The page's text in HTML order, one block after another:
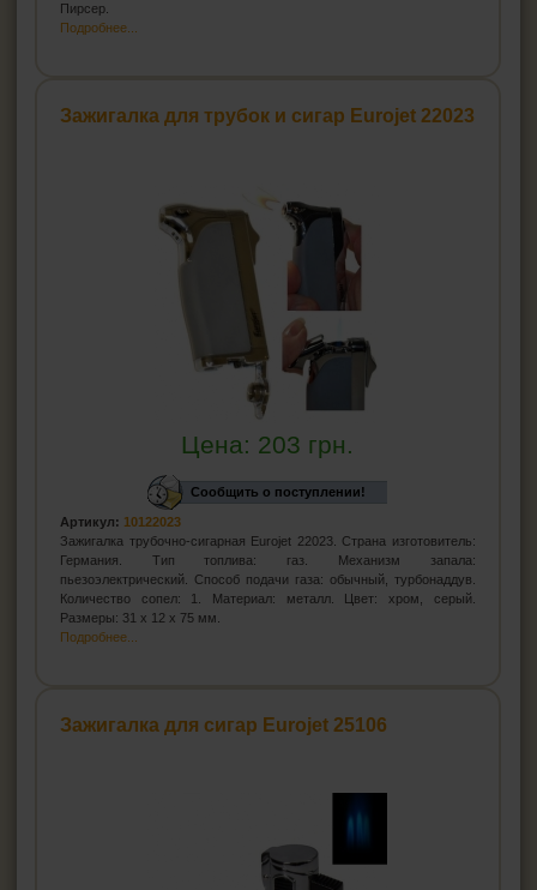
Пирсер.
Подробнее...
Зажигалка для трубок и сигар Eurojet 22023
Цена: 203 грн.
Сообщить о поступлении!
Артикул: 10122023
Зажигалка трубочно-сигарная Eurojet 22023. Страна изготовитель:
Германия. Тип топлива: газ. Механизм запала:
пьезоэлектрический. Способ подачи газа: обычный, турбонаддув.
Количество сопел: 1. Материал: металл. Цвет: хром, серый.
Размеры: 31 x 12 x 75 мм.
Подробнее...
Зажигалка для сигар Eurojet 25106